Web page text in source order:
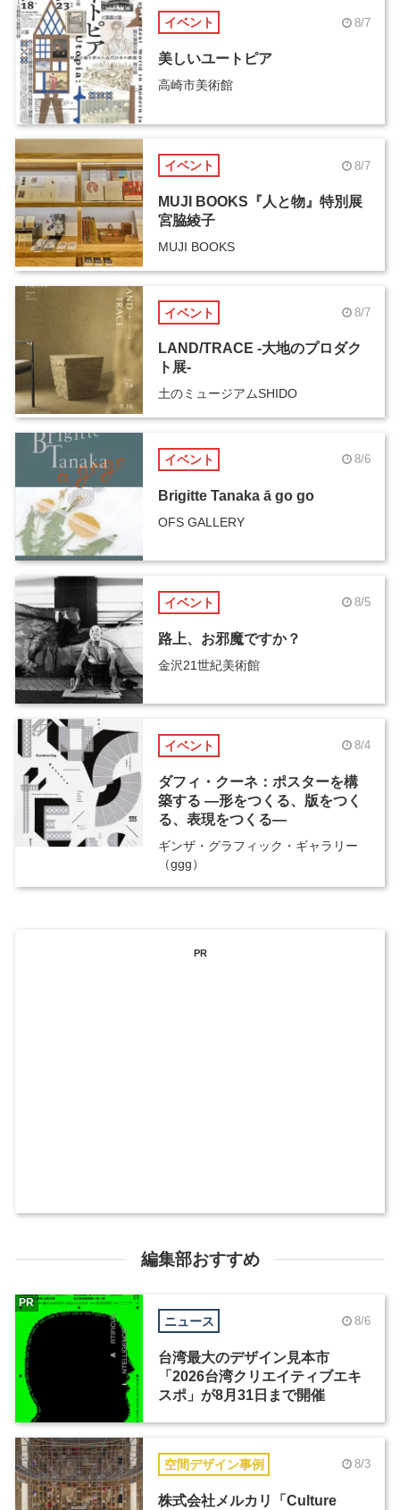
イベント 8/7
美しいユートピア
高崎市美術館
イベント 8/7
MUJI BOOKS『人と物』特別展
宮脇綾子
MUJI BOOKS
イベント 8/7
LAND/TRACE -大地のプロダク
ト展-
土のミュージアムSHIDO
イベント 8/6
Brigitte Tanaka ā go go
OFS GALLERY
イベント 8/5
路上、お邪魔ですか？
金沢21世紀美術館
イベント 8/4
ダフィ・クーネ：ポスターを構
築する ―形をつくる、版をつく
る、表現をつくる―
ギンザ・グラフィック・ギャラリー
（ggg）
PR
編集部おすすめ
ニュース 8/6
台湾最大のデザイン見本市
「2026台湾クリエイティブエキ
スポ」が8月31日まで開催
PR
空間デザイン事例 8/3
株式会社メルカリ「Culture